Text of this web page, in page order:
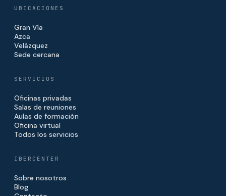
UBICACIONES
Gran Vía
Azca
Velázquez
Sede cercana
SERVICIOS
Oficinas privadas
Salas de reuniones
Aulas de formación
Oficina virtual
Todos los servicios
IBERCENTER
Sobre nosotros
Blog